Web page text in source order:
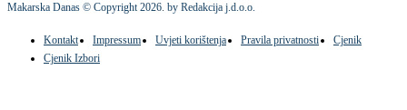
Makarska Danas © Copyright2026. by Redakcija j.d.o.o.
Kontakt Impressum Uvjeti korištenja Pravila privatnosti
Cjenik
Cjenik Izbori